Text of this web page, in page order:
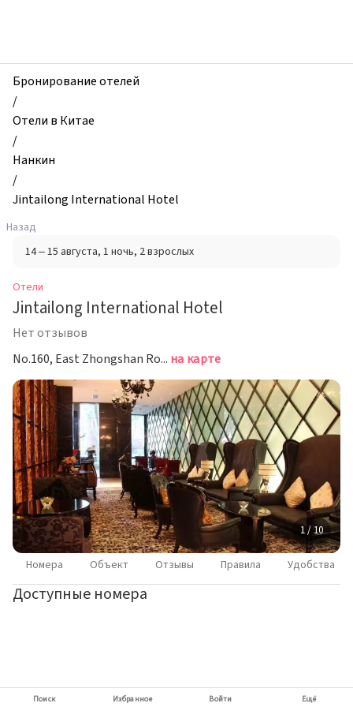
Jintailong
International
Hotel,
Нанкин,
Китай
Бронирование отелей
/
Отели в Китае
/
Нанкин
/
Jintailong International Hotel
Назад
14 – 15 августа, 1 ночь, 2 взрослых
Отели
Jintailong International Hotel
Нет отзывов
No.160, East Zhongshan Road, Нанкин на карте
1 / 10
Номера Объект Отзывы Правила Удобства
Доступные номера
Поиск Избранное Войти Ещё